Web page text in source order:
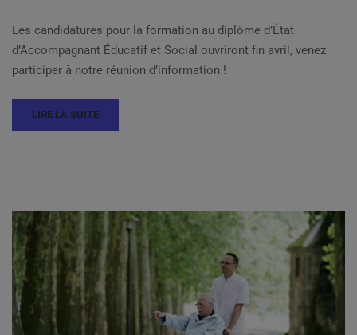
Les candidatures pour la formation au diplôme d’État
d’Accompagnant Éducatif et Social ouvriront fin avril, venez
participer à notre réunion d’information !
LIRE LA SUITE